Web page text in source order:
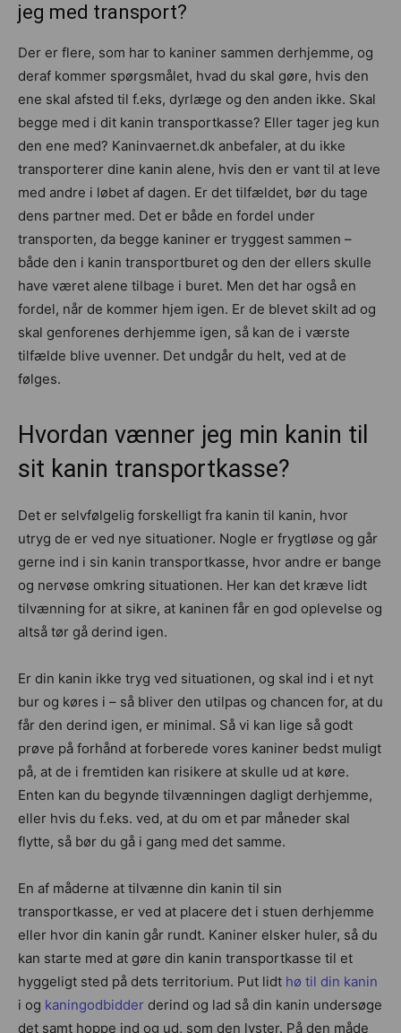
jeg med transport?
Der er flere, som har to kaniner sammen derhjemme, og
deraf kommer spørgsmålet, hvad du skal gøre, hvis den
ene skal afsted til f.eks, dyrlæge og den anden ikke. Skal
begge med i dit kanin transportkasse? Eller tager jeg kun
den ene med? Kaninvaernet.dk anbefaler, at du ikke
transporterer dine kanin alene, hvis den er vant til at leve
med andre i løbet af dagen. Er det tilfældet, bør du tage
dens partner med. Det er både en fordel under
transporten, da begge kaniner er tryggest sammen –
både den i kanin transportburet og den der ellers skulle
have været alene tilbage i buret. Men det har også en
fordel, når de kommer hjem igen. Er de blevet skilt ad og
skal genforenes derhjemme igen, så kan de i værste
tilfælde blive uvenner. Det undgår du helt, ved at de
følges.
Hvordan vænner jeg min kanin til
sit kanin transportkasse?
Det er selvfølgelig forskelligt fra kanin til kanin, hvor
utryg de er ved nye situationer. Nogle er frygtløse og går
gerne ind i sin kanin transportkasse, hvor andre er bange
og nervøse omkring situationen. Her kan det kræve lidt
tilvænning for at sikre, at kaninen får en god oplevelse og
altså tør gå derind igen.
Er din kanin ikke tryg ved situationen, og skal ind i et nyt
bur og køres i – så bliver den utilpas og chancen for, at du
får den derind igen, er minimal. Så vi kan lige så godt
prøve på forhånd at forberede vores kaniner bedst muligt
på, at de i fremtiden kan risikere at skulle ud at køre.
Enten kan du begynde tilvænningen dagligt derhjemme,
eller hvis du f.eks. ved, at du om et par måneder skal
flytte, så bør du gå i gang med det samme.
En af måderne at tilvænne din kanin til sin
transportkasse, er ved at placere det i stuen derhjemme
eller hvor din kanin går rundt. Kaniner elsker huler, så du
kan starte med at gøre din kanin transportkasse til et
hyggeligt sted på dets territorium. Put lidt hø til din kanin
i og kaningodbidder derind og lad så din kanin undersøge
det samt hoppe ind og ud, som den lyster. På den måde